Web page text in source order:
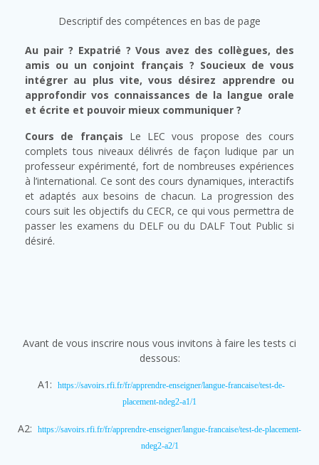
Descriptif des compétences en bas de page
Au pair ? Expatrié ? Vous avez des collègues, des
amis ou un conjoint français ? Soucieux de vous
intégrer au plus vite, vous désirez apprendre ou
approfondir vos connaissances de la langue orale
et écrite et pouvoir mieux communiquer ?
Cours de français Le LEC vous propose des cours
complets tous niveaux délivrés de façon ludique par un
professeur expérimenté, fort de nombreuses expériences
à l’international. Ce sont des cours dynamiques, interactifs
et adaptés aux besoins de chacun. La progression des
cours suit les objectifs du CECR, ce qui vous permettra de
passer les examens du DELF ou du DALF Tout Public si
désiré.
Avant de vous inscrire nous vous invitons à faire les tests ci
dessous:
A1:
https://savoirs.rfi.fr/fr/apprendre-enseigner/langue-francaise/test-de-
placement-ndeg2-a1/1
A2:
https://savoirs.rfi.fr/fr/apprendre-enseigner/langue-francaise/test-de-placement-
ndeg2-a2/1